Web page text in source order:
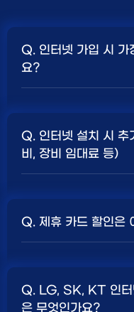
Q. 인터넷 가입 시 가
요?
보통 500Mbps 또는
가입할 때현금 사은품
세요.
Q. 인터넷 설치 시 추
비, 장비 임대료 등)
청구되는 경우가 많습
책 확인 필수.
Q. 제휴 카드 할인은
에서 일정 금액이 할인
Q. LG, SK, KT 인터
은 무엇인가요?